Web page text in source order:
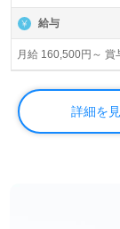
給与
月給 160,500円～ 賞
詳細を